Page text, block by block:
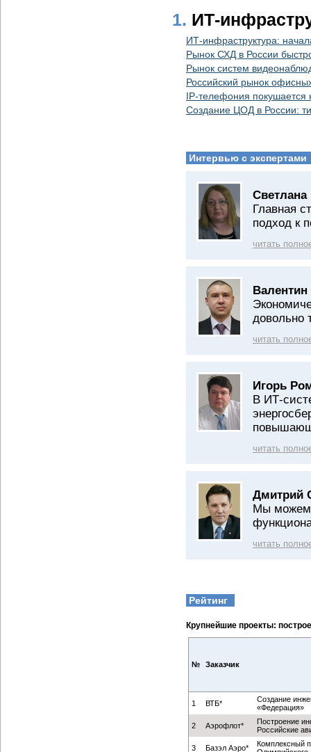
1. ИТ-
ИТ-инфраструктура:
Рынок СХД в России
Рынок систем
Российский рынок
IP-телефония покушается
Создание ЦОД в России:
Интервью с экспертами
Светлана
Главная
подход к
читать
довольно
читать
Игорь
В ИТ-
читать
Дмитрий
Мы можем
читать
Рейтинг
Крупнейшие проекты:
№ Заказчик
1 ВТБ*
Создание
«Федерация»
2 Аэрофлот*
Построение
Российские
3 Базэл Аэро*
Комплексный